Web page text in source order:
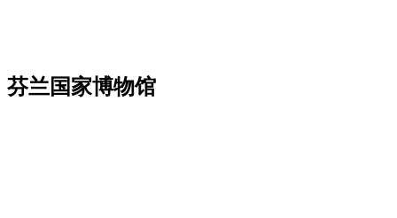
芬兰国家博物馆